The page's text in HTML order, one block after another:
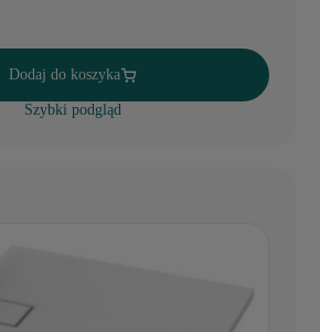
Dodaj do koszyka
Szybki podgląd